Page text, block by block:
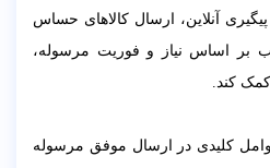
آنلاین، ارسال کالاهای حساس
بر اساس نیاز و فوریت مرسوله،
کمک کند.
کلیدی در ارسال موفق مرسوله